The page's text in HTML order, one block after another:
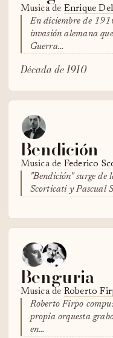
Musica de Enrique
En diciembre de
invasión alemana
Guerra…
Década de 1910
Bendición
Musica de Federico
"Bendición" surge de
Scorticati y Pascual
Benguria
Musica de Roberto
Roberto Firpo
propia orquesta
en…